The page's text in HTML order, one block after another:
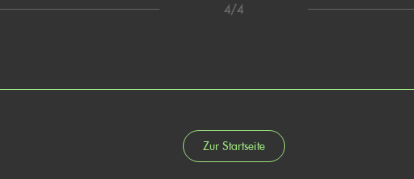
4/4
Zur Startseite